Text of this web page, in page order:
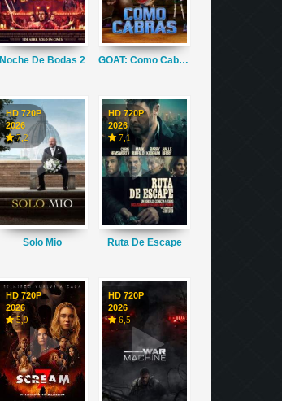
Noche De Bodas 2 GOAT: Como Cabras
HD 720P
2026
7,2
Solo Mio
HD 720P
2026
7,1
Ruta De Escape
HD 720P
2026
5,9
HD 720P
2026
6,5